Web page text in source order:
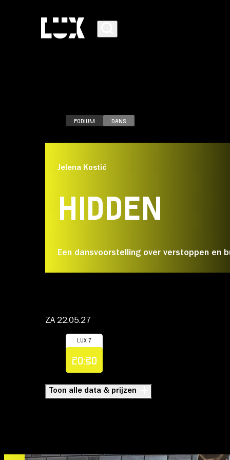
AGENDA
Volg ons op:
HIDDEN
Een dansvoorstelling over
PODIUM DANS
Jelena Kostić
HIDDEN
Een dansvoorstelling over verstoppen en
ZA 22.05.27
LUX 7
20:30
Koop
Toon alle data & prijzen